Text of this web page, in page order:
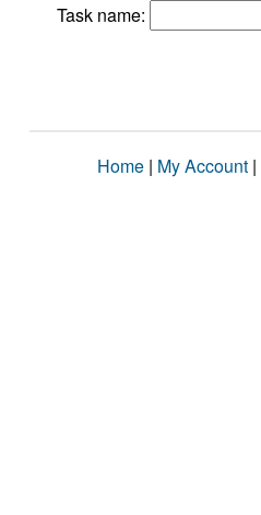
Task name:
Home | My Account |